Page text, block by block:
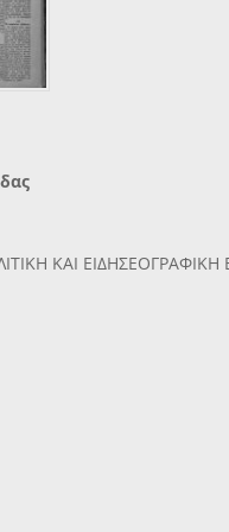
ΚΑΙ ΕΙΔΗΣΕΟΓΡΑΦΙΚΗ